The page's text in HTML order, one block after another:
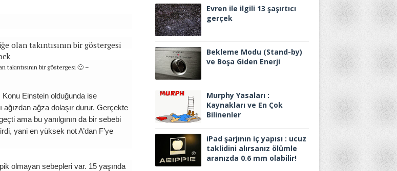
takıntısının bir göstergesi 🙂 –
Einstein olduğunda ise
ağızdan ağza dolaşır durur. Gerçekte
ama bu yanılgının da bir sebebi
yani en yüksek not A’dan F’ye
olmayan sebepleri var. 15 yaşında
Evren ile ilgili 13 şaşırtıcı
gerçek
Bekleme Modu (Stand-by)
ve Boşa Giden Enerji
Murphy Yasaları :
Kaynakları ve En Çok
Bilinenler
iPad şarjının iç yapısı : ucuz
taklidini alırsanız ölümle
aranızda 0.6 mm olabilir!